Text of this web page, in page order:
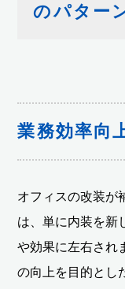
のパター
業務効率向
オフィスの改装が
は、単に内装を新
や効果に左右され
の向上を目的とし